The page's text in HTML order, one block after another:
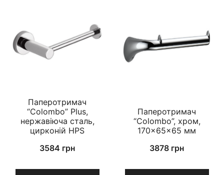
Паперотримач
“Colombo” Plus,
нержавіюча сталь,
цирконій HPS
3584 грн
Паперотримач
“Colombo”, хром,
170×65×65 мм
3878 грн